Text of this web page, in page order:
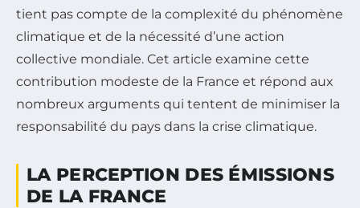
tient pas compte de la complexité du phénomène
climatique et de la nécessité d’une action
collective mondiale. Cet article examine cette
contribution modeste de la France et répond aux
nombreux arguments qui tentent de minimiser la
responsabilité du pays dans la crise climatique.
LA PERCEPTION DES ÉMISSIONS
DE LA FRANCE